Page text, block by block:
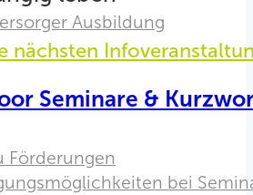
Ausbildung
nächsten
Seminare &
Förderungen
bei